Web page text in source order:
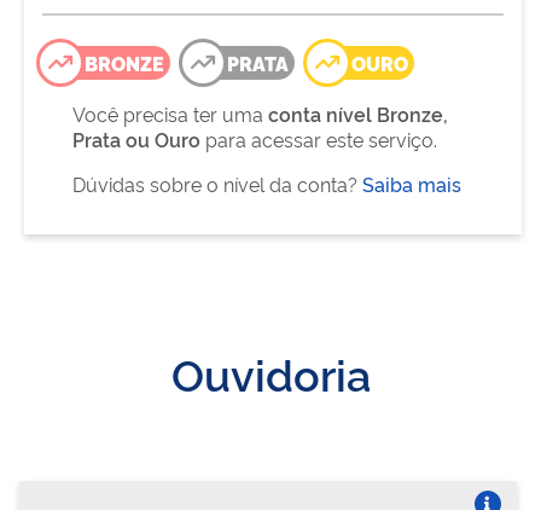
BRONZE PRATA
OURO
Você precisa ter uma conta nível Bronze,
Prata ou Ouro para acessar este serviço.
Dúvidas sobre o nível da conta? Saiba mais
Ouvidoria